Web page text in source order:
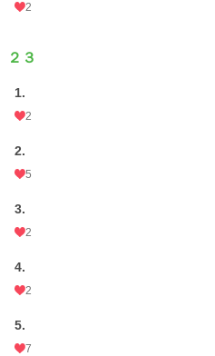
2
２３
1.
2
2.
5
3.
2
4.
2
5.
7